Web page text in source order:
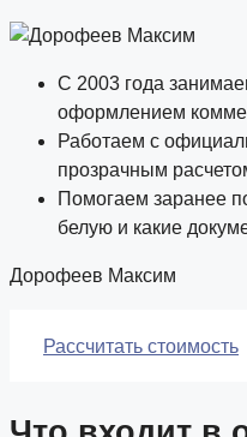
С 2003 года
оформлением
Работаем с
прозрачным
Помогаем заранее
белую и какие
Дорофеев Максим
Рассчитать стоимость